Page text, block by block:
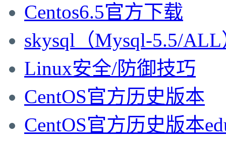
Centos6.5官方下载
skysql（Mysql-5.5/
Linux安全/防御技巧
CentOS官方历史版本
CentOS官方历史版本